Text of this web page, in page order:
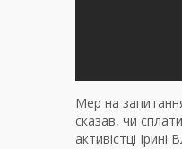
Мер на
сказав, чи
активістці Ірині